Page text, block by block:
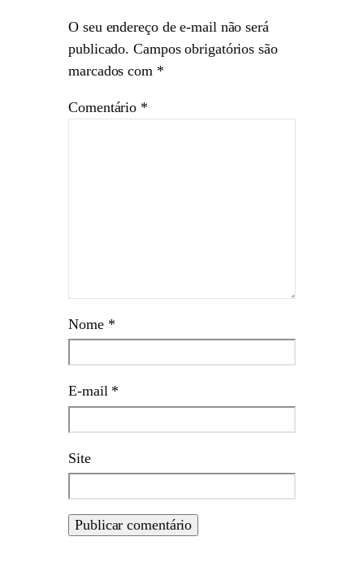
O seu endereço de e-mail não será
publicado. Campos obrigatórios são
marcados com *
Comentário *
Nome *
E-mail *
Site